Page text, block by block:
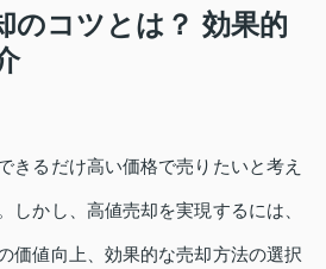
のコツとは？ 効果的
きるだけ高い価格で売りたいと考え
しかし、高値売却を実現するには、
価値向上、効果的な売却方法の選択